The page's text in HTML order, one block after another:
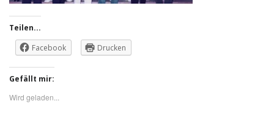
Teilen...
Facebook
Drucken
Gefällt mir:
Wird geladen...